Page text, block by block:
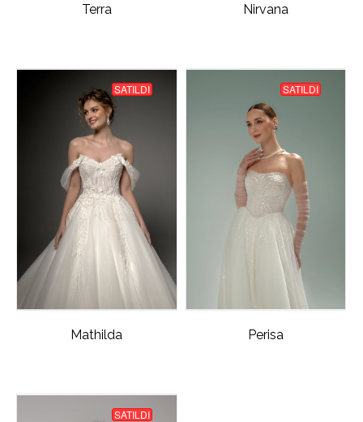
Terra Nirvana
SATILDI
Mathilda
SATILDI
Perisa
SATILDI